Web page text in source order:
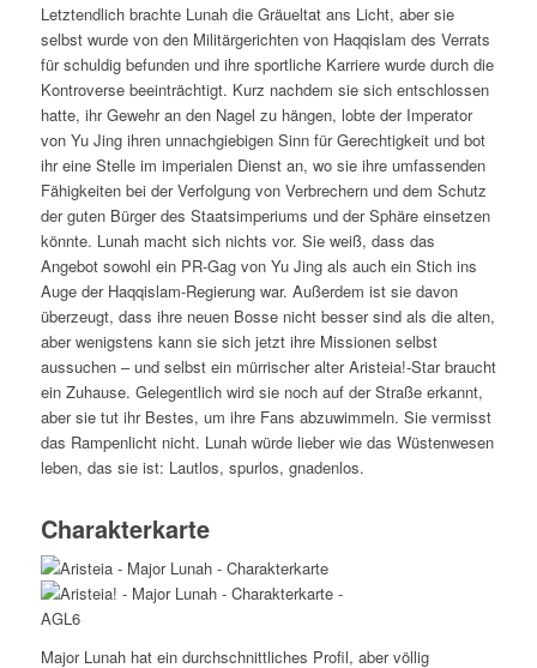
Letztendlich brachte Lunah die Gräueltat ans Licht, aber sie
selbst wurde von den Militärgerichten von Haqqislam des Verrats
für schuldig befunden und ihre sportliche Karriere wurde durch die
Kontroverse beeinträchtigt. Kurz nachdem sie sich entschlossen
hatte, ihr Gewehr an den Nagel zu hängen, lobte der Imperator
von Yu Jing ihren unnachgiebigen Sinn für Gerechtigkeit und bot
ihr eine Stelle im imperialen Dienst an, wo sie ihre umfassenden
Fähigkeiten bei der Verfolgung von Verbrechern und dem Schutz
der guten Bürger des Staatsimperiums und der Sphäre einsetzen
könnte. Lunah macht sich nichts vor. Sie weiß, dass das
Angebot sowohl ein PR-Gag von Yu Jing als auch ein Stich ins
Auge der Haqqislam-Regierung war. Außerdem ist sie davon
überzeugt, dass ihre neuen Bosse nicht besser sind als die alten,
aber wenigstens kann sie sich jetzt ihre Missionen selbst
aussuchen – und selbst ein mürrischer alter Aristeia!-Star braucht
ein Zuhause. Gelegentlich wird sie noch auf der Straße erkannt,
aber sie tut ihr Bestes, um ihre Fans abzuwimmeln. Sie vermisst
das Rampenlicht nicht. Lunah würde lieber wie das Wüstenwesen
leben, das sie ist: Lautlos, spurlos, gnadenlos.
Charakterkarte
Major Lunah hat ein durchschnittliches Profil, aber völlig